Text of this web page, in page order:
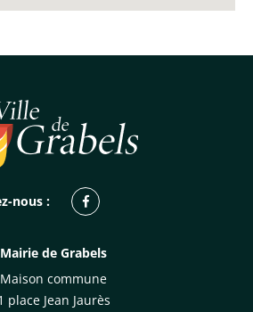
nous : Facebook
Mairie de Grabels
Maison commune
place Jean Jaurès